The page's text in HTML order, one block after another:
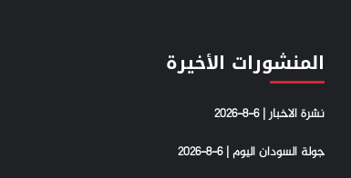
المنشورات الأخيرة
نشرة الاخبار | 6-8-2026
جولة السودان اليوم | 6-8-2026